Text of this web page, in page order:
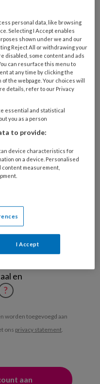
het
en
?
worden toegevoegd aan
ons privacy statement.
personal data, like browsing
Selecting I Accept enables
shown under we and our
Reject All or withdrawing your
disabled, some content and ads
can resurface this menu to
at any time by clicking the
the webpage. Your choices will
details, refer to our Privacy
essential and statistical
you as a person
to provide:
device characteristics for
on a device. Personalised
measurement,
I Accept